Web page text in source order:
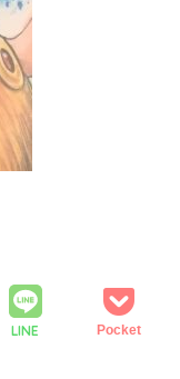
LINE Pocket